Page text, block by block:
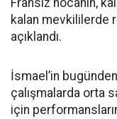
Fransız hocanın,
kalan mevkililerde
açıklandı.
İsmael’in
çalışmalarda orta
için